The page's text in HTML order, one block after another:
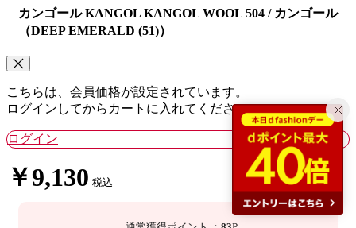
カンゴール KANGOL KANGOL WOOL 504 / カンゴール
（DEEP EMERALD (51)）
こちらは、会員価格が設定されています。
ログインしてからカートに入れてください。
ログイン
￥9,130 税込